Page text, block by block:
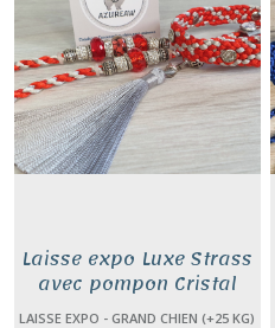
Laisse expo Luxe Strass
avec pompon Cristal
rouge (Ø 4 mm)
LAISSE EXPO - GRAND CHIEN (+25 KG)